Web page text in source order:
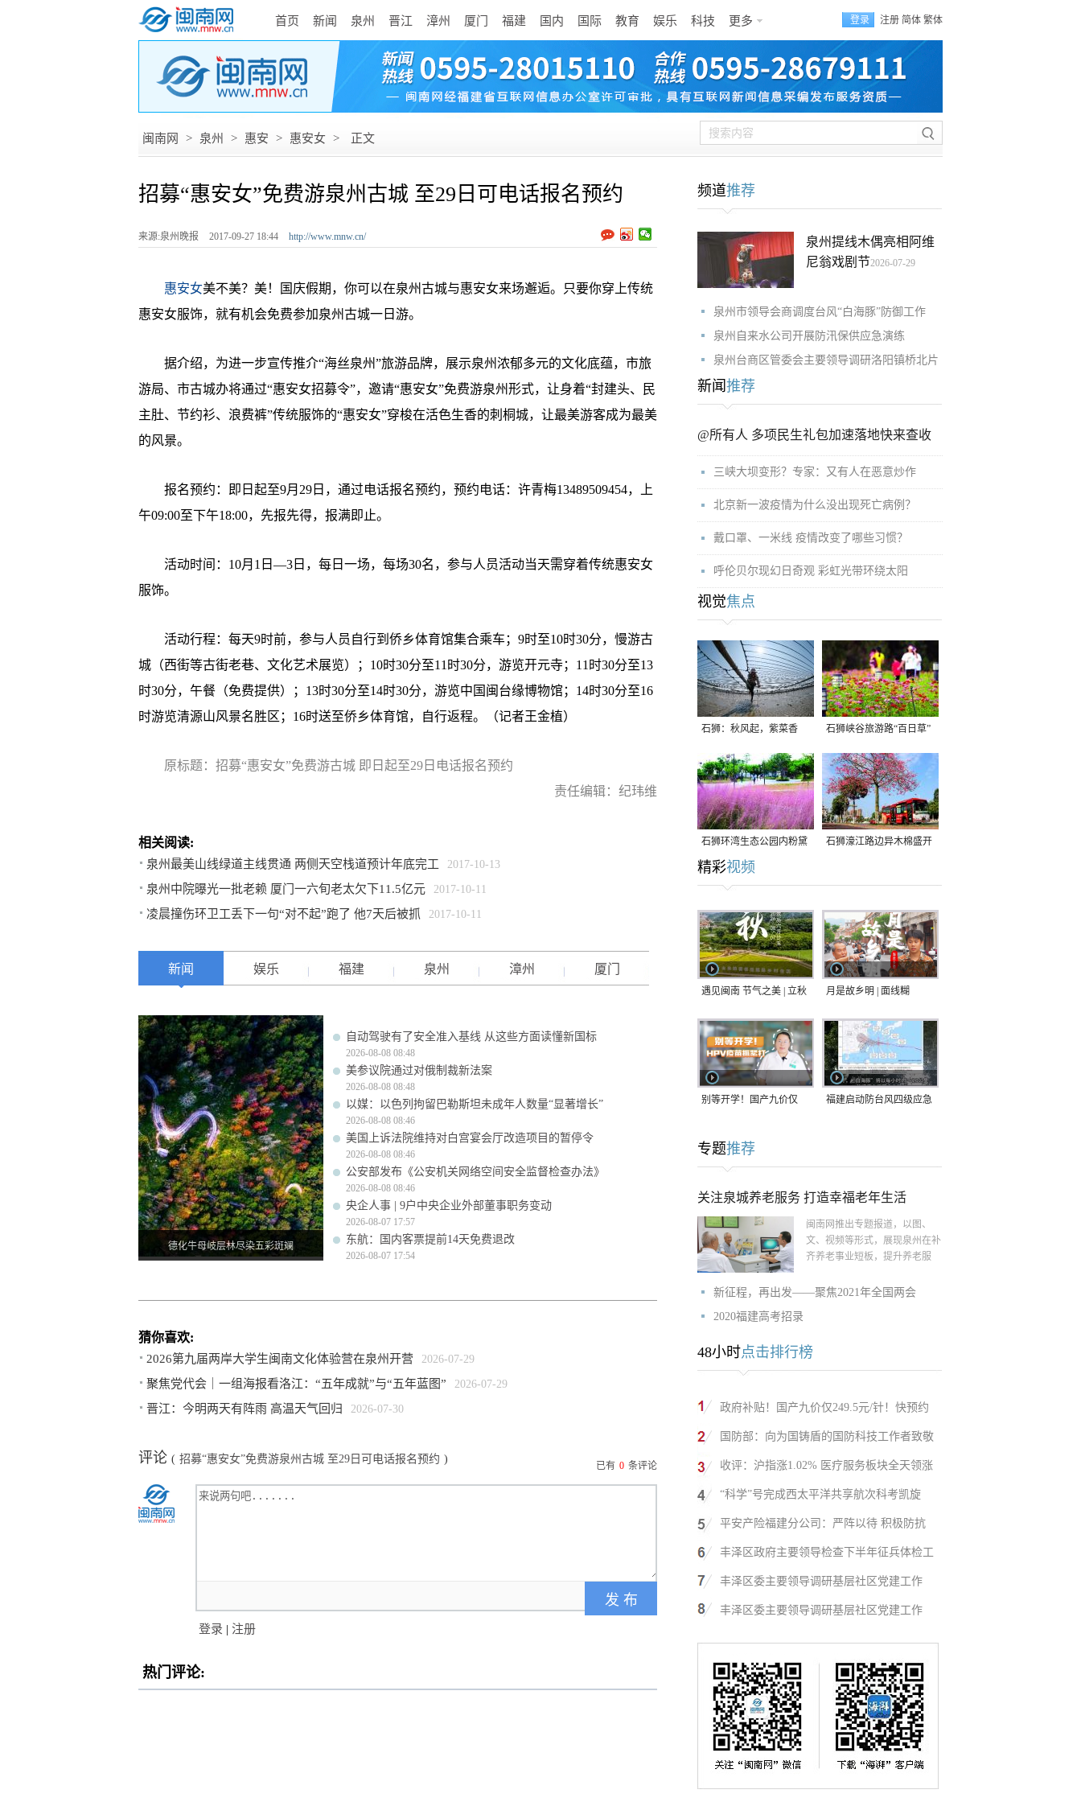
首页 新闻 泉州 晋江 漳州 厦门 福建 国内 国际 教育 娱乐 科技 更多 登录 注册 简体 繁体
闽南网 > 泉州 > 惠安 > 惠安女 > 正文
招募“惠安女”免费游泉州古城 至29日可电话报名预约
来源:泉州晚报 2017-09-27 18:44 http://www.mnw.cn/
惠安女美不美？美！国庆假期，你可以在泉州古城与惠安女来场邂逅。只要你穿上传统
惠安女服饰，就有机会免费参加泉州古城一日游。
­ 据介绍，为进一步宣传推介“海丝泉州”旅游品牌，展示泉州浓郁多元的文化底蕴，市旅
游局、市古城办将通过“惠安女招募令”，邀请“惠安女”免费游泉州形式，让身着“封建头、民
主肚、节约衫、浪费裤”传统服饰的“惠安女”穿梭在活色生香的刺桐城，让最美游客成为最美
的风景。
­ 报名预约：即日起至9月29日，通过电话报名预约，预约电话：许青梅13489509454，上
午09:00至下午18:00，先报先得，报满即止。
­ 活动时间：10月1日—3日，每日一场，每场30名，参与人员活动当天需穿着传统惠安女
服饰。
­ 活动行程：每天9时前，参与人员自行到侨乡体育馆集合乘车；9时至10时30分，慢游古
城（西街等古街老巷、文化艺术展览）；10时30分至11时30分，游览开元寺；11时30分至13
时30分，午餐（免费提供）；13时30分至14时30分，游览中国闽台缘博物馆；14时30分至16
时游览清源山风景名胜区；16时送至侨乡体育馆，自行返程。（记者王金植）
原标题：招募“惠安女”免费游古城 即日起至29日电话报名预约
责任编辑：纪玮维
相关阅读:
泉州最美山线绿道主线贯通 两侧天空栈道预计年底完工 2017-10-13
泉州中院曝光一批老赖 厦门一六旬老太欠下11.5亿元 2017-10-11
凌晨撞伤环卫工丢下一句“对不起”跑了 他7天后被抓 2017-10-11
新闻 娱乐 福建 泉州 漳州 厦门
德化牛母岐层林尽染五彩斑斓
自动驾驶有了安全准入基线 从这些方面读懂新国标
2026-08-08 08:48
美参议院通过对俄制裁新法案
2026-08-08 08:48
以媒：以色列拘留巴勒斯坦未成年人数量“显著增长”
2026-08-08 08:46
美国上诉法院维持对白宫宴会厅改造项目的暂停令
2026-08-08 08:46
公安部发布《公安机关网络空间安全监督检查办法》
2026-08-08 08:46
央企人事 | 9户中央企业外部董事职务变动
2026-08-07 17:57
东航：国内客票提前14天免费退改
2026-08-07 17:54
猜你喜欢:
2026第九届两岸大学生闽南文化体验营在泉州开营 2026-07-29
聚焦党代会｜一组海报看洛江：“五年成就”与“五年蓝图” 2026-07-29
晋江：今明两天有阵雨 高温天气回归 2026-07-30
评论 ( 招募“惠安女”免费游泉州古城 至29日可电话报名预约 )
已有 0 条评论
登录 | 注册
热门评论:
频道推荐
泉州提线木偶亮相阿维
尼翁戏剧节2026-07-29
泉州市领导会商调度台风“白海豚”防御工作
泉州自来水公司开展防汛保供应急演练
泉州台商区管委会主要领导调研洛阳镇桥北片
新闻 推荐
@所有人 多项民生礼包加速落地快来查收
三峡大坝变形？专家：又有人在恶意炒作
北京新一波疫情为什么没出现死亡病例？
戴口罩、一米线 疫情改变了哪些习惯？
呼伦贝尔现幻日奇观 彩虹光带环绕太阳
视觉焦点
石狮：秋风起，紫菜香 石狮峡谷旅游路“百日草”
争相斗艳
石狮环湾生态公园内粉黛
乱子草盛放
石狮濠江路边异木棉盛开
精彩视频
遇见闽南 节气之美 | 立秋 月是故乡明 | 面线糊
别等开学！国产九价仅
紧打
福建启动防台风四级应急
专题推荐
关注泉城养老服务 打造幸福老年生活
闽南网推出专题报道，以图、
文、视频等形式，展现泉州在补
齐养老事业短板，提升养老服
新征程，再出发——聚焦2021年全国两会
2020福建高考招录
48小时点击排行榜
政府补贴！国产九价仅249.5元/针！快预约
国防部：向为国铸盾的国防科技工作者致敬
收评：沪指涨1.02% 医疗服务板块全天领涨
“科学”号完成西太平洋共享航次科考凯旋
平安产险福建分公司：严阵以待 积极防抗
丰泽区政府主要领导检查下半年征兵体检工
丰泽区委主要领导调研基层社区党建工作
丰泽区委主要领导调研基层社区党建工作